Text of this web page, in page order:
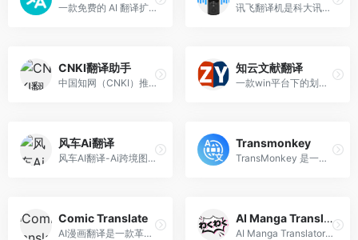
一款免费的 AI 翻译扩展插件，旨在帮助用户实现双语翻译，可以通过安装该插件，将网页、文章和社交媒体内容翻译为双语形式，支持多种翻译引擎，适合多语种研究、学术翻译和新闻写作。 讯飞翻译机是科大讯飞推出的一款智能翻译设备，旨在为用户提供便捷的多语言翻译服务
CNKI翻译助手
中国知网（CNKI）推出的一款在线翻译工具
知云文献翻译
一款win平台下的划选翻译软件
风车Ai翻译
风车AI翻译-Ai跨境图片翻译工具,视频翻译，外贸电商抠图，局部翻译及二次精修
Transmonkey
TransMonkey 是一款由先进的人工智能技术驱动的多语言翻译工具，支持超过130种语言的翻译服务。它能够处理文档、图片和视频等多种文件格式，提供高效、准确的翻译体验。
Comic Translate
AI漫画翻译是一款革命性的智能漫画翻译工具，支持多种语言，快速准确地翻译漫画内容，为全球漫画爱好者打破语言障碍。
AI Manga Translator
AI Manga Translator 是一款基于人工智能技术的在线漫画翻译工具，旨在帮助用户轻松将漫画中的文字翻译成多种语言，同时保持原始图像的完整性和艺术风格。